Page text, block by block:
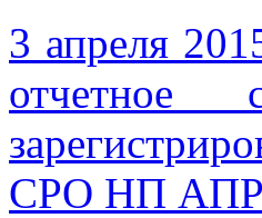
3 апреля
СРО НП АПР